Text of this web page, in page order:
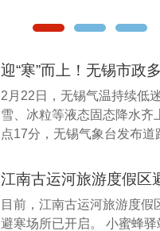
迎“寒”而上！无锡市政
全保畅通
2月22日，无锡气温持续低
雪、冰粒等液态固态降水齐
点17分，无锡气象台发布道
江南古运河旅游度假区
开启
目前，江南古运河旅游度假
避寒场所已开启。 小蜜蜂驿